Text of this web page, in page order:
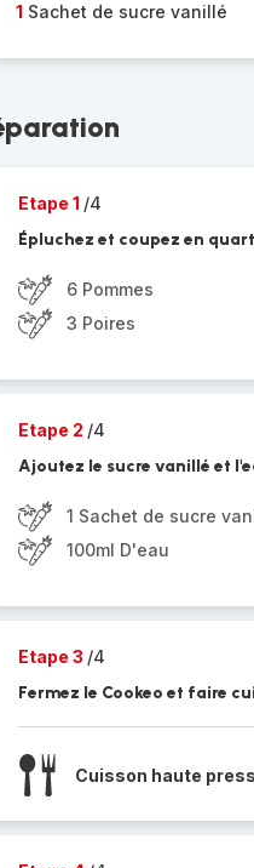
1 Sachet de sucre vanillé
Etape 1 /4
Épluchez et coupez en
6 Pommes
3 Poires
Etape 2 /4
Ajoutez le sucre vanillé et
1 Sachet de sucre
100ml D'eau
Etape 3 /4
Fermez le Cookeo et faire
Cuisson haute